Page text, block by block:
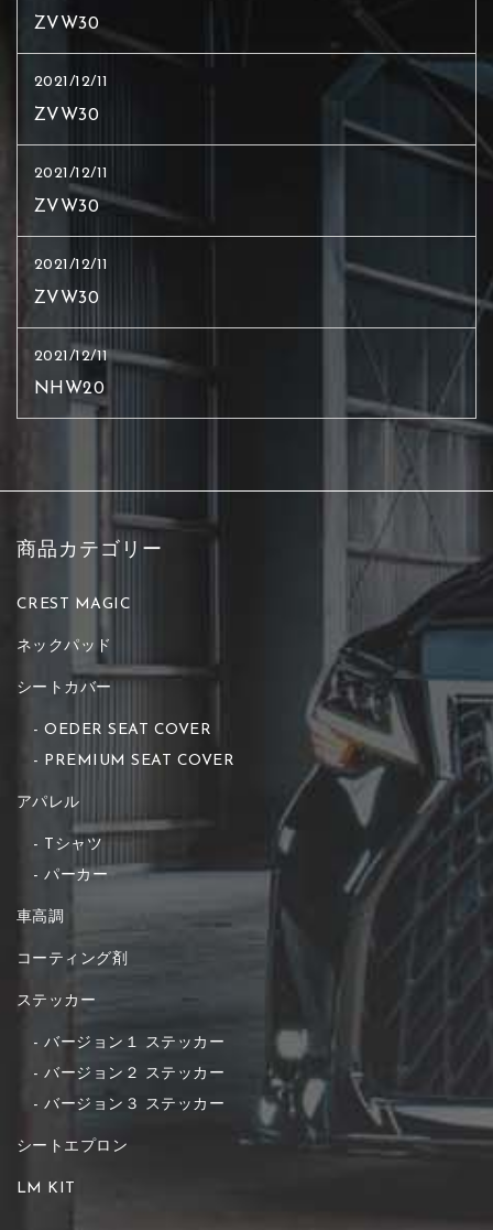
ZVW30
2021/12/11
ZVW30
2021/12/11
ZVW30
2021/12/11
ZVW30
2021/12/11
NHW20
商品カテゴリー
CREST MAGIC
ネックパッド
シートカバー
OEDER SEAT COVER
PREMIUM SEAT COVER
アパレル
Tシャツ
パーカー
車高調
コーティング剤
ステッカー
バージョン１ ステッカー
バージョン２ ステッカー
バージョン３ ステッカー
シートエプロン
LM KIT